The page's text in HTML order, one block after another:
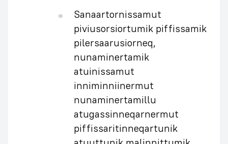
Sanaartornissamut
piviusorsiortumik piffissamik
pilersaarusiorneq,
nunaminertamik
atuinissamut
inniminniinermut
nunaminertamillu
atugassinneqarnermut
piffissaritinneqartunik